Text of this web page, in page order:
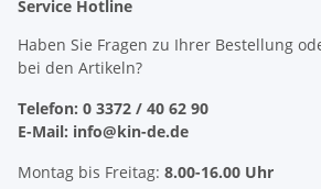
Service Hotline
Haben Sie Fragen zu Ihrer Bestellung
bei den Artikeln?
Telefon: 0 3372 / 40 62 90
E-Mail: info@kin-de.de
Montag bis Freitag: 8.00-16.00 Uhr